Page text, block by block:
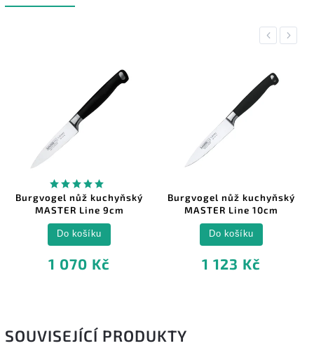
Previous
Burgvogel nůž kuchyňský
MASTER Line 9cm
1 070 Kč
Do košíku
Burgvogel nůž kuchyňský
MASTER Line 10cm
1 123 Kč
Do košíku
Next
SOUVISEJÍCÍ PRODUKTY